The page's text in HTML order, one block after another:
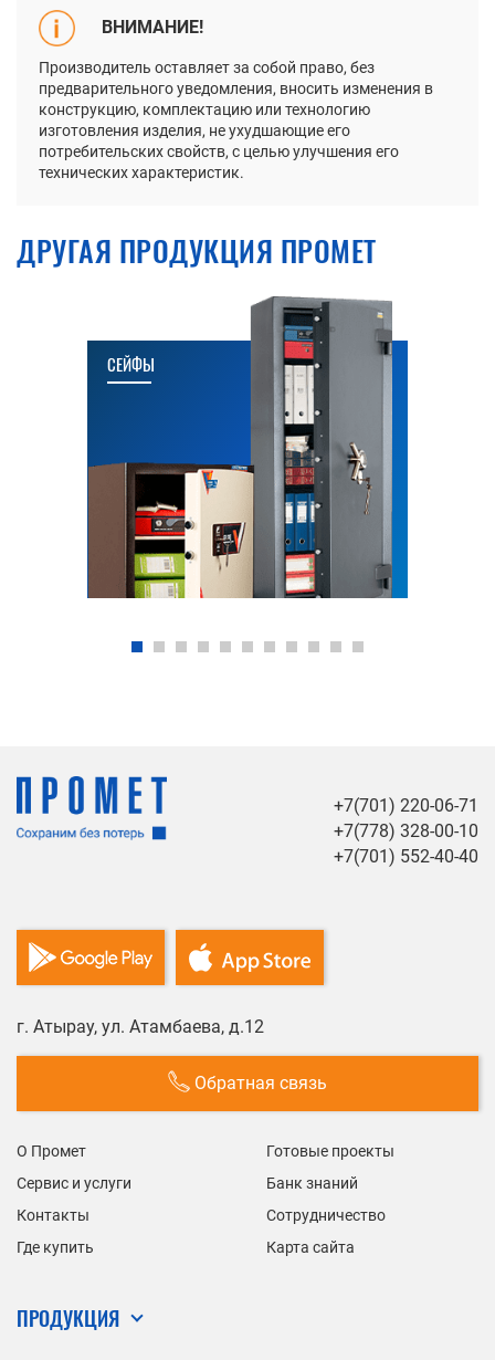
ВНИМАНИЕ!
Производитель оставляет за собой право, без
предварительного уведомления, вносить изменения в
конструкцию, комплектацию или технологию
изготовления изделия, не ухудшающие его
потребительских свойств, с целью улучшения его
технических характеристик.
ДРУГАЯ ПРОДУКЦИЯ ПРОМЕТ
СЕЙФЫ
+7(701) 220-06-71
+7(778) 328-00-10
+7(701) 552-40-40
г. Атырау, ул. Атамбаева, д.12
Обратная связь
О Промет
Готовые проекты
Сервис и услуги
Банк знаний
Контакты
Сотрудничество
Где купить
Карта сайта
ПРОДУКЦИЯ